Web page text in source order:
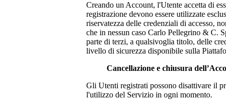
Creando un Account, l'Utente accetta di
registrazione devono essere utilizzate
riservatezza delle credenziali di accesso,
che in nessun casoCarlo Pellegrino & C.
parte di terzi, a qualsivoglia titolo, delle
livello di sicurezza disponibile sulla
Cancellazione e chiusura
Gli Utenti registrati possono disattivare il
l'utilizzo del Servizio in ogni momento.